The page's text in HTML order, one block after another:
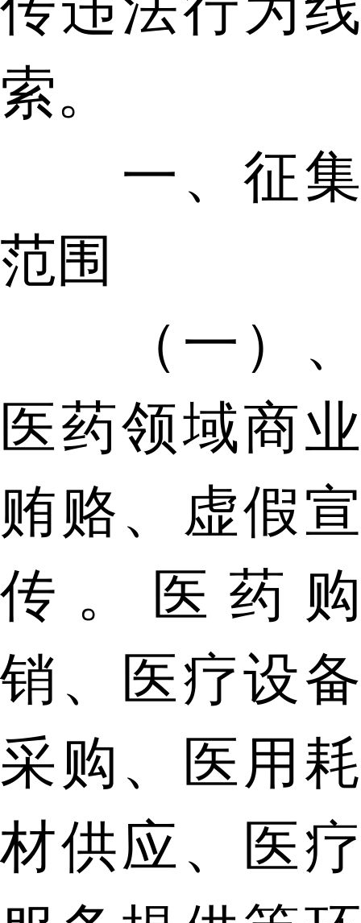
索。
一、征集
范围
（一）、
医药领域商业
贿赂、虚假宣
传。医药购
销、医疗设备
采购、医用耗
材供应、医疗